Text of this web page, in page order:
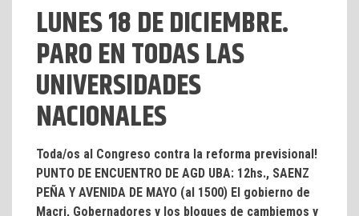
LUNES 18 DE DICIEMBRE.
PARO EN TODAS LAS
UNIVERSIDADES
NACIONALES
Toda/os al Congreso contra la reforma previsional!
PUNTO DE ENCUENTRO DE AGD UBA: 12hs., SAENZ
PEÑA Y AVENIDA DE MAYO (al 1500) El gobierno de
Macri, Gobernadores y los bloques de cambiemos y